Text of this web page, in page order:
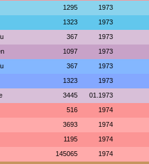
1295 1973
1323 1973
367 1973
1097 1973
367 1973
1323 1973
3445 01.1973
516 1974
3693 1974
1195 1974
145065 1974